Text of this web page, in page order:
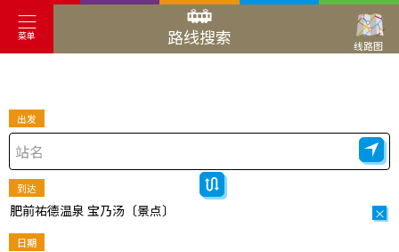
菜单 路线搜索 线路图
出发
到达
肥前祐德温泉 宝乃汤〔景点〕 ×
日期